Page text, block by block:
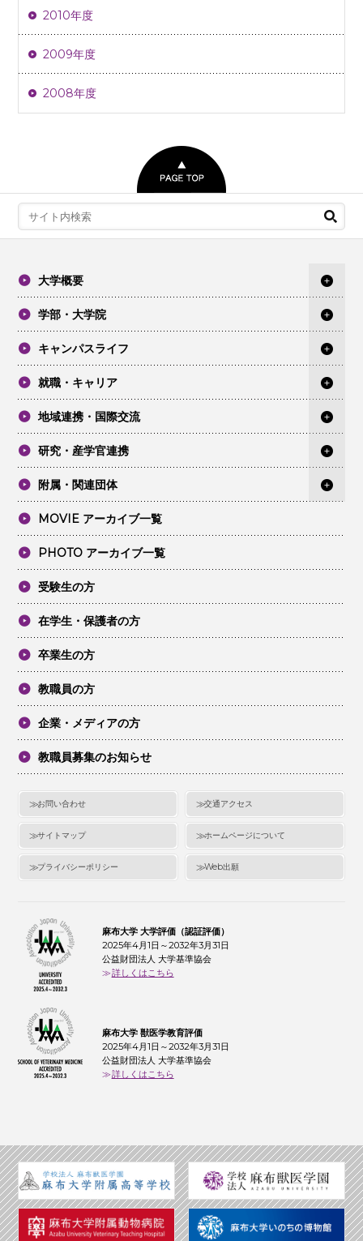
2010年度
2009年度
2008年度
大学概要
学部・大学院
キャンパスライフ
就職・キャリア
地域連携・国際交流
研究・産学官連携
附属・関連団体
MOVIE アーカイブ一覧
PHOTO アーカイブ一覧
受験生の方
在学生・保護者の方
卒業生の方
教職員の方
企業・メディアの方
教職員募集のお知らせ
お問い合わせ 交通アクセス
サイトマップ ホームページについて
プライバシーポリシー Web出願
麻布大学 大学評価（認証評価）
2025年4月1日～2032年3月31日
公益財団法人 大学基準協会
詳しくはこちら
麻布大学 獣医学教育評価
2025年4月1日～2032年3月31日
公益財団法人 大学基準協会
詳しくはこちら